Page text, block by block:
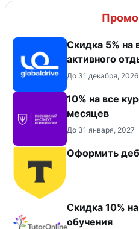
Скидка 5% на
активного
До 31 декабря, 2026
10% на все
месяцев
До 31 января, 2027
Оформить
Скидка 10%
обучения